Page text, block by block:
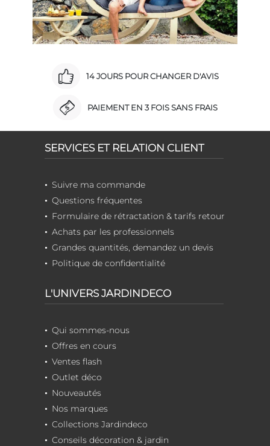
14 JOURS POUR CHANGER D'AVIS
PAIEMENT EN 3 FOIS SANS FRAIS
SERVICES ET RELATION CLIENT
Suivre ma commande
Questions fréquentes
Formulaire de rétractation & tarifs retour
Achats par les professionnels
Grandes quantités, demandez un devis
Politique de confidentialité
L'UNIVERS JARDINDECO
Qui sommes-nous
Offres en cours
Ventes flash
Outlet déco
Nouveautés
Nos marques
Collections Jardindeco
Conseils décoration & jardin